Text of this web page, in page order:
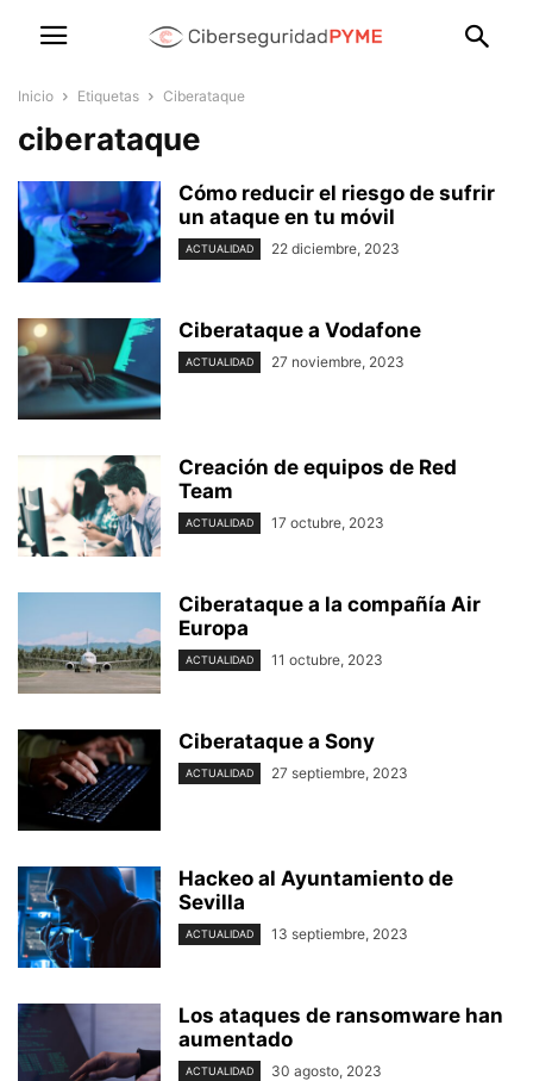
Inicio Etiquetas Ciberataque
ciberataque
Cómo reducir el riesgo de sufrir
un ataque en tu móvil
ACTUALIDAD 22 diciembre, 2023
Ciberataque a Vodafone
ACTUALIDAD 27 noviembre, 2023
Creación de equipos de Red
Team
ACTUALIDAD 17 octubre, 2023
Ciberataque a la compañía Air
Europa
ACTUALIDAD 11 octubre, 2023
Ciberataque a Sony
ACTUALIDAD 27 septiembre, 2023
Hackeo al Ayuntamiento de
Sevilla
ACTUALIDAD 13 septiembre, 2023
Los ataques de ransomware han
aumentado
ACTUALIDAD 30 agosto, 2023